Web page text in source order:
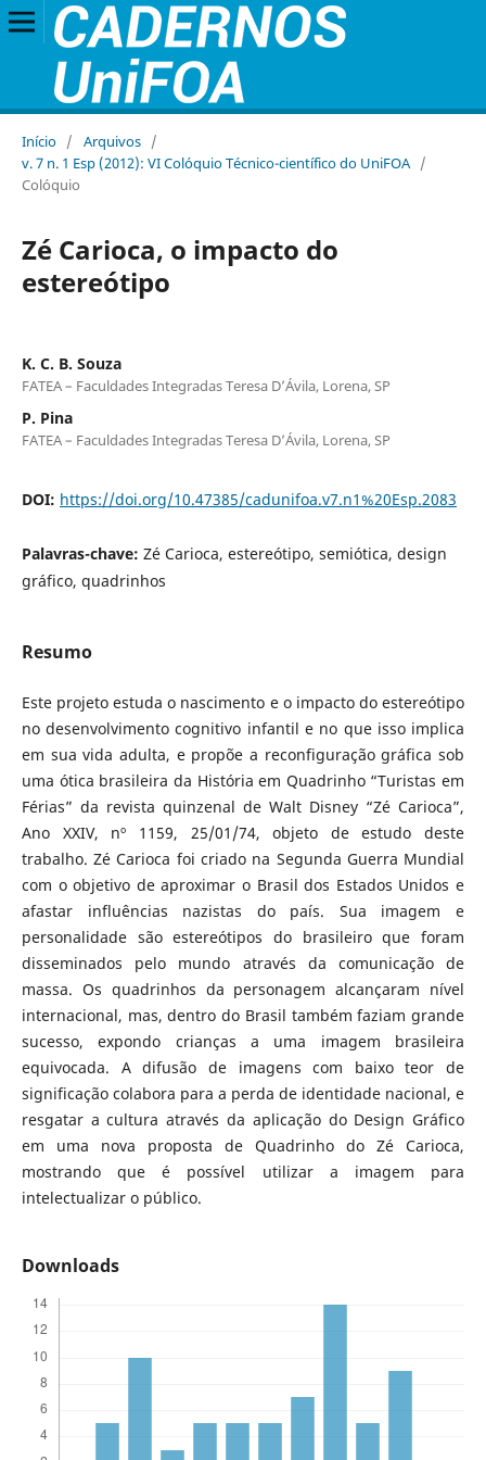
Início / Arquivos /
v. 7 n. 1 Esp (2012): VI Colóquio Técnico-científico do UniFOA /
Colóquio
Zé Carioca, o impacto do
estereótipo
K. C. B. Souza
FATEA – Faculdades Integradas Teresa D’Ávila, Lorena, SP
P. Pina
FATEA – Faculdades Integradas Teresa D’Ávila, Lorena, SP
DOI: https://doi.org/10.47385/cadunifoa.v7.n1%20Esp.2083
Palavras-chave: Zé Carioca, estereótipo, semiótica, design
gráfico, quadrinhos
Resumo
Este projeto estuda o nascimento e o impacto do estereótipo
no desenvolvimento cognitivo infantil e no que isso implica
em sua vida adulta, e propõe a reconfiguração gráfica sob
uma ótica brasileira da História em Quadrinho “Turistas em
Férias” da revista quinzenal de Walt Disney “Zé Carioca”,
Ano XXIV, nº 1159, 25/01/74, objeto de estudo deste
trabalho. Zé Carioca foi criado na Segunda Guerra Mundial
com o objetivo de aproximar o Brasil dos Estados Unidos e
afastar influências nazistas do país. Sua imagem e
personalidade são estereótipos do brasileiro que foram
disseminados pelo mundo através da comunicação de
massa. Os quadrinhos da personagem alcançaram nível
internacional, mas, dentro do Brasil também faziam grande
sucesso, expondo crianças a uma imagem brasileira
equivocada. A difusão de imagens com baixo teor de
significação colabora para a perda de identidade nacional, e
resgatar a cultura através da aplicação do Design Gráfico
em uma nova proposta de Quadrinho do Zé Carioca,
mostrando que é possível utilizar a imagem para
intelectualizar o público.
Downloads